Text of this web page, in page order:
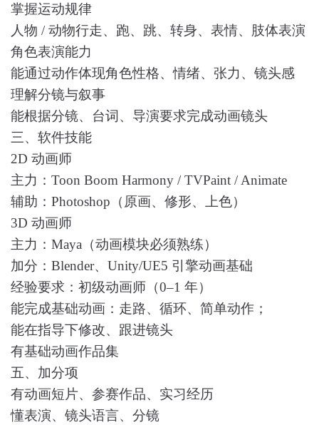
掌握运动规律
人物 / 动物行走、跑、跳、转身、表情、肢体表演
角色表演能力
能通过动作体现角色性格、情绪、张力、镜头感
理解分镜与叙事
能根据分镜、台词、导演要求完成动画镜头
三、软件技能
2D 动画师
主力：Toon Boom Harmony / TVPaint / Animate
辅助：Photoshop（原画、修形、上色）
3D 动画师
主力：Maya（动画模块必须熟练）
加分：Blender、Unity/UE5 引擎动画基础
经验要求：初级动画师（0–1 年）
能完成基础动画：走路、循环、简单动作；
能在指导下修改、跟进镜头
有基础动画作品集
五、加分项
有动画短片、参赛作品、实习经历
懂表演、镜头语言、分镜